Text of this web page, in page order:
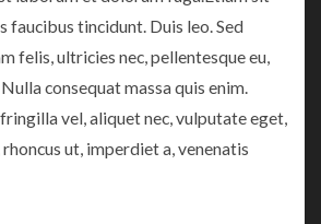
faucibus tincidunt. Duis leo. Sed
felis, ultricies nec, pellentesque eu,
consequat massa quis enim.
vel, aliquet nec, vulputate eget,
ut, imperdiet a, venenatis